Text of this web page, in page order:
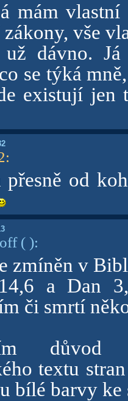
mám
vše
už dávno.
se týká
existují jen
:
přesně od
( ):
zmíněn v
a Dan
či smrtí
důvod
textu
bílé barvy ke